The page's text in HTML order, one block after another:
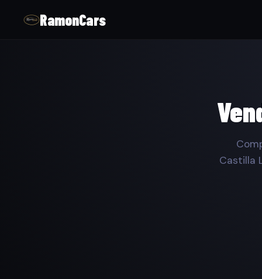
RamonCars
Castilla